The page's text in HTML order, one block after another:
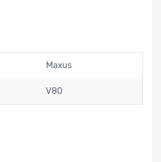
Maxus
V80